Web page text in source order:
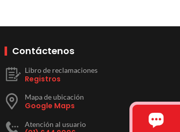
Contáctenos
Libro de reclamaciones
Registros
Mapa de ubicación
Google Maps
Atención al usuario